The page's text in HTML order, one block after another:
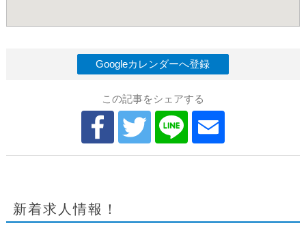
Googleカレンダーへ登録
この記事をシェアする
新着求人情報！